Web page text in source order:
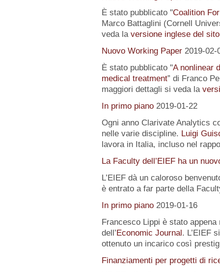
È stato pubblicato "Coalition
Marco Battaglini (Cornell
veda la versione inglese del sito
Nuovo Working Paper 2019-02-
È stato pubblicato "A nonlinear
medical treatment” di Franco
maggiori dettagli si veda la
In primo piano 2019-01-22
Ogni anno Clarivate Analytics
nelle varie discipline. Luigi
lavora in Italia, incluso nel
La Faculty dell’EIEF ha un
L’EIEF dà un caloroso
è entrato a far parte della
In primo piano 2019-01-16
Francesco Lippi è stato
dell’Economic Journal. L’EIEF
ottenuto un incarico così
Finanziamenti per progetti di